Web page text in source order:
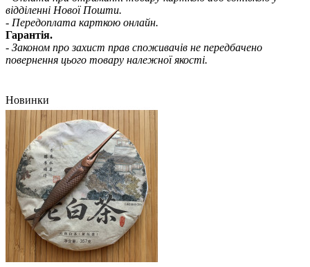
відділенні Нової Пошти.
- Передоплата карткою онлайн.
Гарантія.
- Законом про захист прав споживачів не передбачено
повернення цього товару належної якості.
Новинки